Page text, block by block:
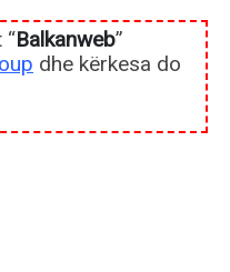
“Balkanweb”
dhe kërkesa do